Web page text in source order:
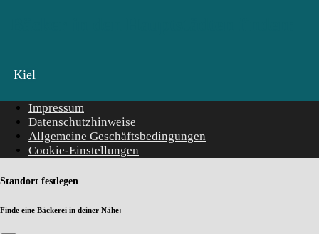
Kiel
Impressum
Datenschutzhinweise
Allgemeine Geschäftsbedingungen
Cookie-Einstellungen
Standort festlegen
Finde eine Bäckerei in deiner Nähe: